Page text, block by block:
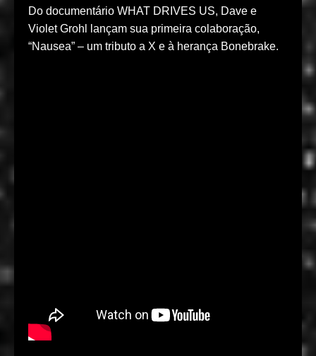
Do documentário WHAT DRIVES US, Dave e
Violet Grohl lançam sua primeira colaboração,
“Nausea” – um tributo a X e à herança Bonebrake.